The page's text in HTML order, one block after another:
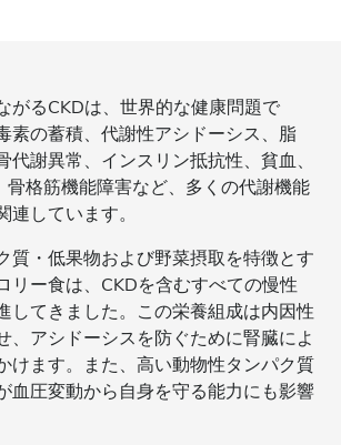
がるCKDは、世界的な健康問題で
素の蓄積、代謝性アシドーシス、脂
代謝異常、インスリン抵抗性、貧血、
骨格筋機能障害など、多くの代謝機能
しています。
質・低果物および野菜摂取を特徴とす
リー食は、CKDを含むすべての慢性
してきました。この栄養組成は内因性
、アシドーシスを防ぐために腎臓によ
けます。また、高い動物性タンパク質
血圧変動から自身を守る能力にも影響